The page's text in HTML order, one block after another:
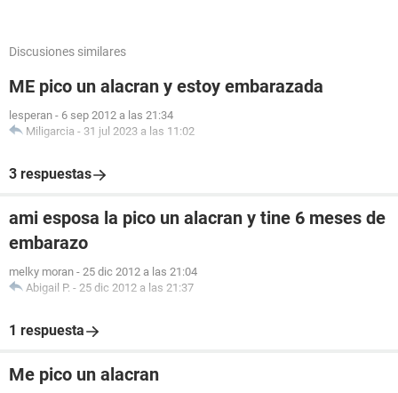
Discusiones similares
ME pico un alacran y estoy embarazada
lesperan - 6 sep 2012 a las 21:34
Miligarcia - 31 jul 2023 a las 11:02
3 respuestas
ami esposa la pico un alacran y tine 6 meses de
embarazo
melky moran - 25 dic 2012 a las 21:04
Abigail P. - 25 dic 2012 a las 21:37
1 respuesta
Me pico un alacran